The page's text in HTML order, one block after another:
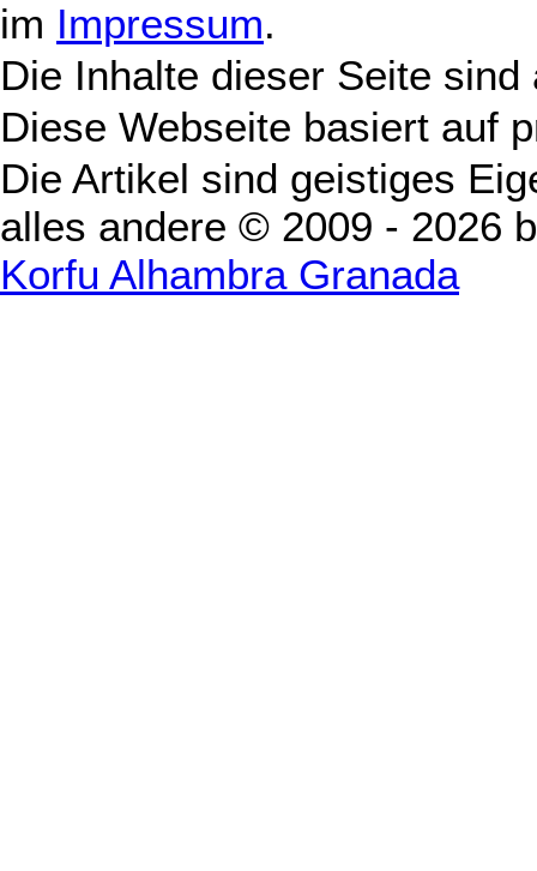
im Impressum.
Die Inhalte dieser Seite
Diese Webseite basiert auf
Die Artikel sind geistiges
alles andere © 2009 - 2026
Korfu Alhambra Granada